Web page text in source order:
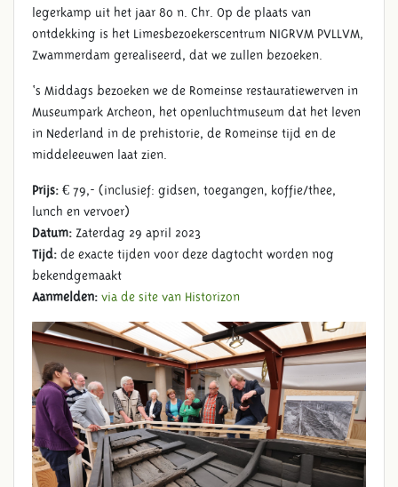
legerkamp uit het jaar 80 n. Chr. Op de plaats van
ontdekking is het Limesbezoekerscentrum NIGRVM PVLLVM,
Zwammerdam gerealiseerd, dat we zullen bezoeken.
‘s Middags bezoeken we de Romeinse restauratiewerven in
Museumpark Archeon, het openluchtmuseum dat het leven
in Nederland in de prehistorie, de Romeinse tijd en de
middeleeuwen laat zien.
Prijs: € 79,- (inclusief: gidsen, toegangen, koffie/thee,
lunch en vervoer)
Datum: Zaterdag 29 april 2023
Tijd: de exacte tijden voor deze dagtocht worden nog
bekendgemaakt
Aanmelden: via de site van Historizon